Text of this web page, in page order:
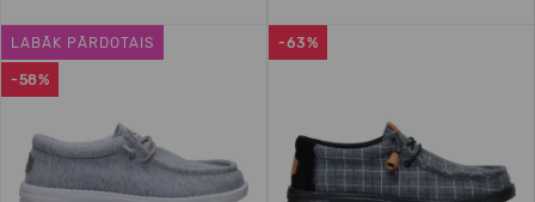
-58%
LABĀK PĀRDOTAIS -63%